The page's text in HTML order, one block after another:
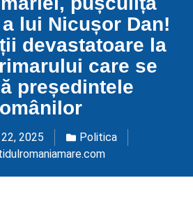
lui Nicușor Dan!
devastatoare la
care se
președintele
2025
Politica